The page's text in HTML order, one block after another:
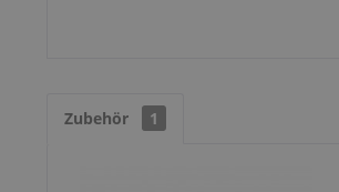
Zubehör 1